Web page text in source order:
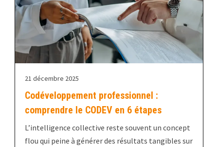
21 décembre 2025
Codéveloppement professionnel :
comprendre le CODEV en 6 étapes
L’intelligence collective reste souvent un concept
flou qui peine à générer des résultats tangibles sur